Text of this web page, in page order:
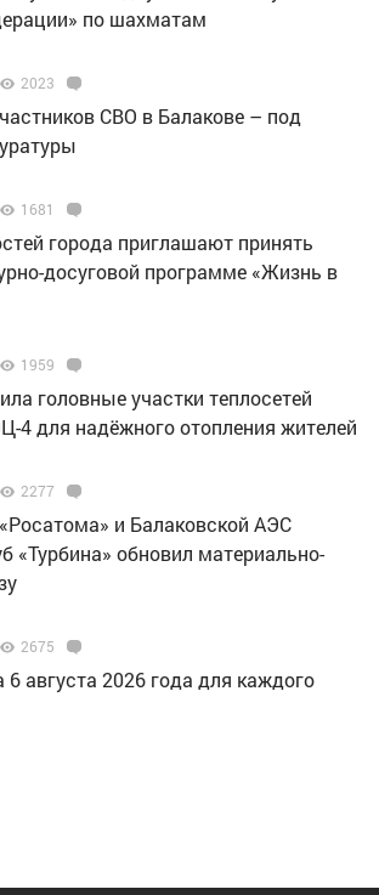
по шахматам
2023
СВО в Балакове – под
1681
города приглашают принять
досуговой программе «Жизнь в
1959
головные участки теплосетей
4 для надёжного отопления жителей
2277
и Балаковской АЭС
«Турбина» обновил материально-
2675
6 августа 2026 года для каждого